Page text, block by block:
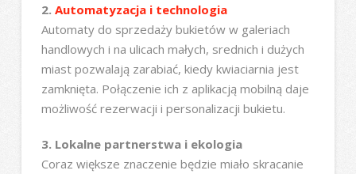
2. Automatyzacja i technologia
Automaty do sprzedaży bukietów w galeriach
handlowych i na ulicach małych, srednich i dużych
miast pozwalają zarabiać, kiedy kwiaciarnia jest
zamknięta. Połączenie ich z aplikacją mobilną daje
możliwość rezerwacji i personalizacji bukietu.
3. Lokalne partnerstwa i ekologia
Coraz większe znaczenie będzie miało skracanie